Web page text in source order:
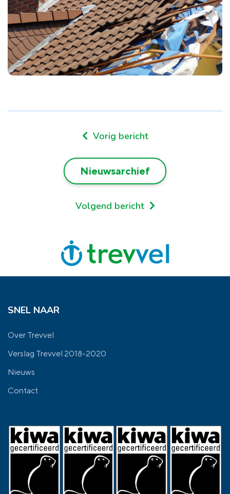
Vorig bericht
Nieuwsarchief
Volgend bericht
SNEL NAAR
Over Trevvel
Verslag Trevvel 2018-2020
Nieuws
Contact